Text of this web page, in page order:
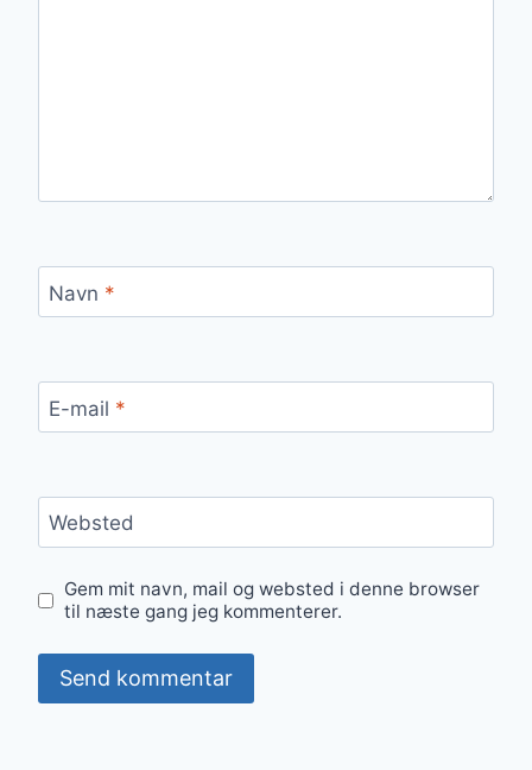
Navn *
E-mail *
Websted
Gem mit navn, mail og websted i denne browser
til næste gang jeg kommenterer.